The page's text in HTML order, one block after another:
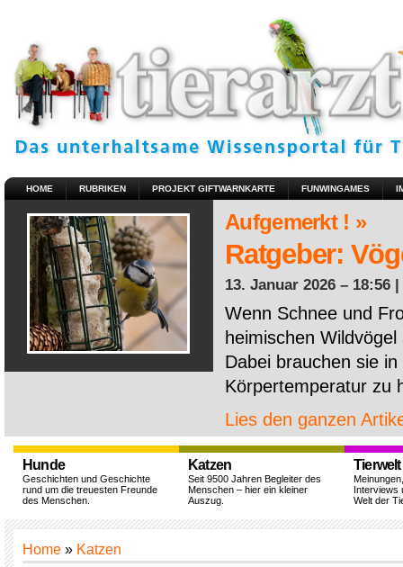
HOME RUBRIKEN PROJEKT GIFTWARNKARTE FUNWINGAMES
Aufgemerkt ! »
Ratgeber:
13. Januar 2026 – 18:56 |
Wenn Schnee und
heimischen
Dabei brauchen sie
Körpertemperatur zu
Lies den ganzen
Hunde
Geschichten und Geschichte
rund um die treuesten Freunde
des Menschen.
Katzen
Seit 9500 Jahren Begleiter des
Menschen – hier ein kleiner
Auszug.
Tierwelt
Interviews
Welt der
Home » Katzen